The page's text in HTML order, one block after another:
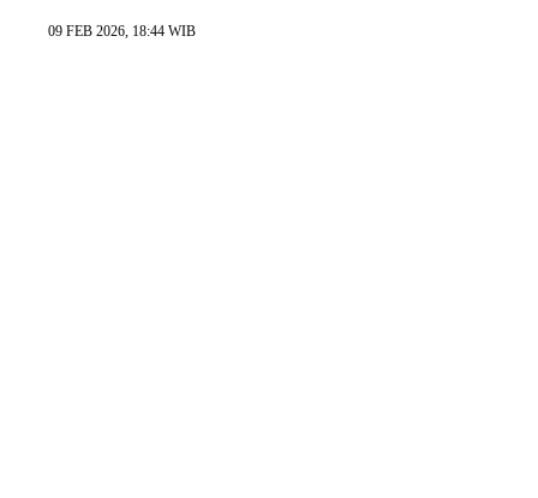
09 FEB 2026, 18:44 WIB